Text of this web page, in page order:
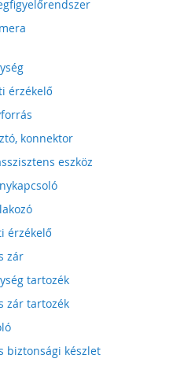
érzékelő
konnektor
eszköz
érzékelő
zár
tartozék
zár tartozék
biztonsági készlet